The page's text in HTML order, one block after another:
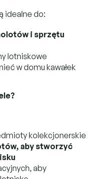
idealne do:
i sprzętu
lotniskowe
w domu kawałek
kolekcjonerskie
aby stworzyć
aby